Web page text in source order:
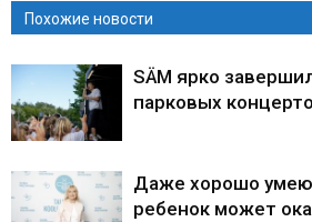
Похожие новости
SÄM ярко
парковых
Даже хорошо
ребенок может